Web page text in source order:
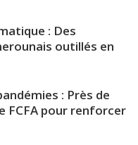
: Des
outillés en
: Près de
FCFA pour renforcer